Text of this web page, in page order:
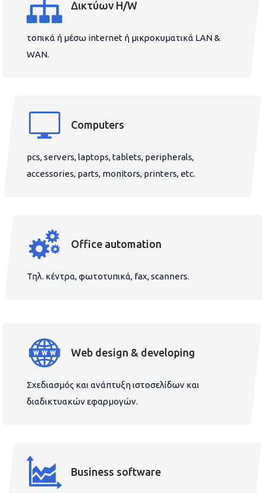
Δικτύων H/W
τοπικά ή μέσω internet ή μικροκυματικά LAN &
WAN.
Computers
pcs, servers, laptops, tablets, peripherals,
accessories, parts, monitors, printers, etc.
Office automation
Τηλ. κέντρα, φωτοτυπικά, fax, scanners.
Web design & developing
Σχεδιασμός και ανάπτυξη ιστοσελίδων και
διαδικτυακών εφαρμογών.
Business software